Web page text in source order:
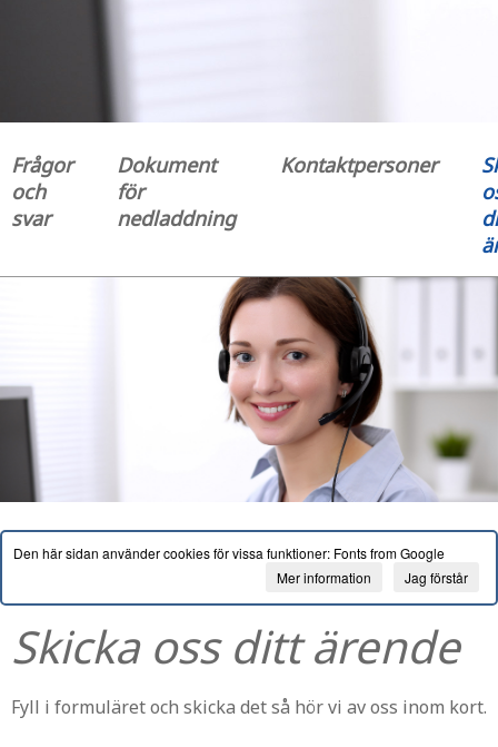
Frågor
och
svar
Dokument
för
nedladdning
Kontaktpersoner
Den här sidan använder cookies för vissa funktioner: Fonts from Google
Jag förstår
Mer information
Skicka oss ditt ärende
Fyll i formuläret och skicka det så hör vi av oss inom kort.